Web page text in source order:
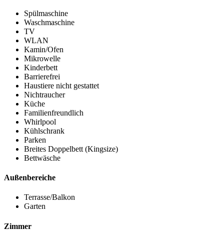
Spülmaschine
Waschmaschine
TV
WLAN
Kamin/Ofen
Mikrowelle
Kinderbett
Barrierefrei
Haustiere nicht gestattet
Nichtraucher
Küche
Familienfreundlich
Whirlpool
Kühlschrank
Parken
Breites Doppelbett (Kingsize)
Bettwäsche
Außenbereiche
Terrasse/Balkon
Garten
Zimmer